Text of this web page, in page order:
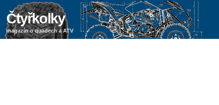
Čtyřkolky
magazín o quadech a ATV